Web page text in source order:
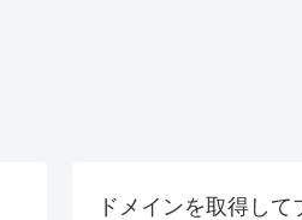
ドメインを取得して